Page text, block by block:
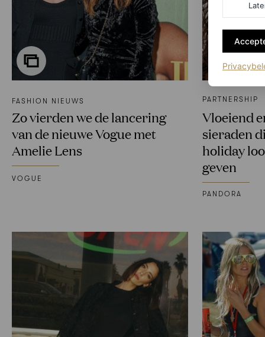
FASHION NIEUWS
Zo vierden we de lancering
van de nieuwe Vogue met
Amelie Lens
VOGUE
PARTNERSHIP
Vloeiend
sieraden
holiday
geven
PANDORA